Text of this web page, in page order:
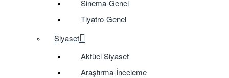
Sinema-Genel
Tiyatro-Genel
Siyaset
Aktüel Siyaset
Araştırma-İnceleme